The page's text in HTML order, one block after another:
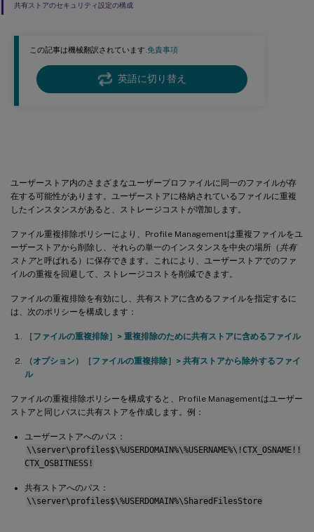
この記事は機械翻訳されています.免責事項
英語に切り替え
ユーザーストア内のさまざまなユーザープロファイルに同一のファイルが存
在する可能性があります。ユーザーストアに格納されているファイルに重複
したインスタンスがあると、ストレージコストが増加します。
ファイル重複排除ポリシーにより、Profile Managementは重複ファイルをユ
ーザーストアから削除し、それらの単一のインスタンスを中央の場所（ 共有
ストアと呼ばれる）に保存できます。これにより、ユーザーストアでのファ
イルの重複を回避して、ストレージコストを削減できます。
ファイルの重複排除を有効にし、共有ストアに含めるファイルを指定するに
は、次のポリシーを構成します：
［ファイルの重複排除］> 重複排除のために共有ストアに含めるファイル
（オプション）
［ファイルの重複排除］> 共有ストアから除外するファイ
ル
ファイルの重複排除ポリシーを構成すると、Profile Managementはユーザー
ストアと同じパスに共有ストアを作成します。例：
ユーザーストアへのパス：
\\server\profiles$\%USERDOMAIN%\%USERNAME%\!CTX_OSNAME!!
CTX_OSBITNESS!
共有ストアへのパス：
\\server\profiles$\%USERDOMAIN%\SharedFilesStore
共有ストアのセキュリティ設定の構成